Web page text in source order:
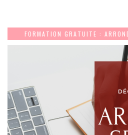
FORMATION GRATUITE :